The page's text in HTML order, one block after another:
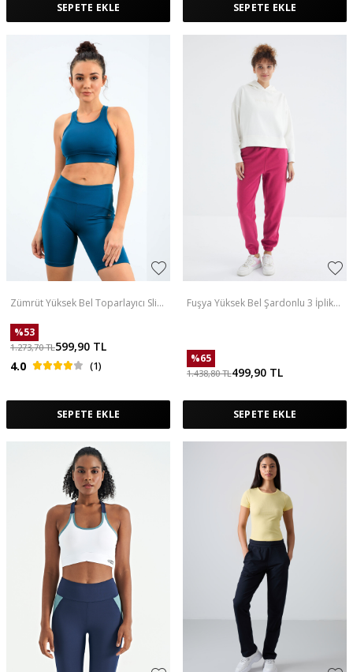
SEPETE EKLE SEPETE EKLE
Zümrüt Yüksek Bel Toparlayıcı Slim
- 95303
%53
1.273,70TL599,90 TL
4.0
(1)
SEPETE EKLE
Fuşya Yüksek Bel Şardonlu 3 İplik
%65
1.438,80TL499,90 TL
SEPETE EKLE